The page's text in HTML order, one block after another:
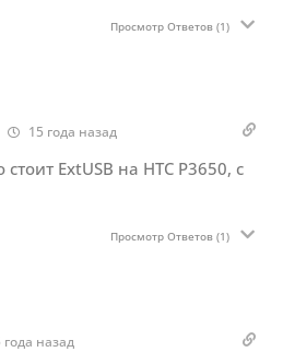
Просмотр Ответов(1)
15 года назад
ExtUSB на HTC P3650, с
Просмотр Ответов(1)
года назад